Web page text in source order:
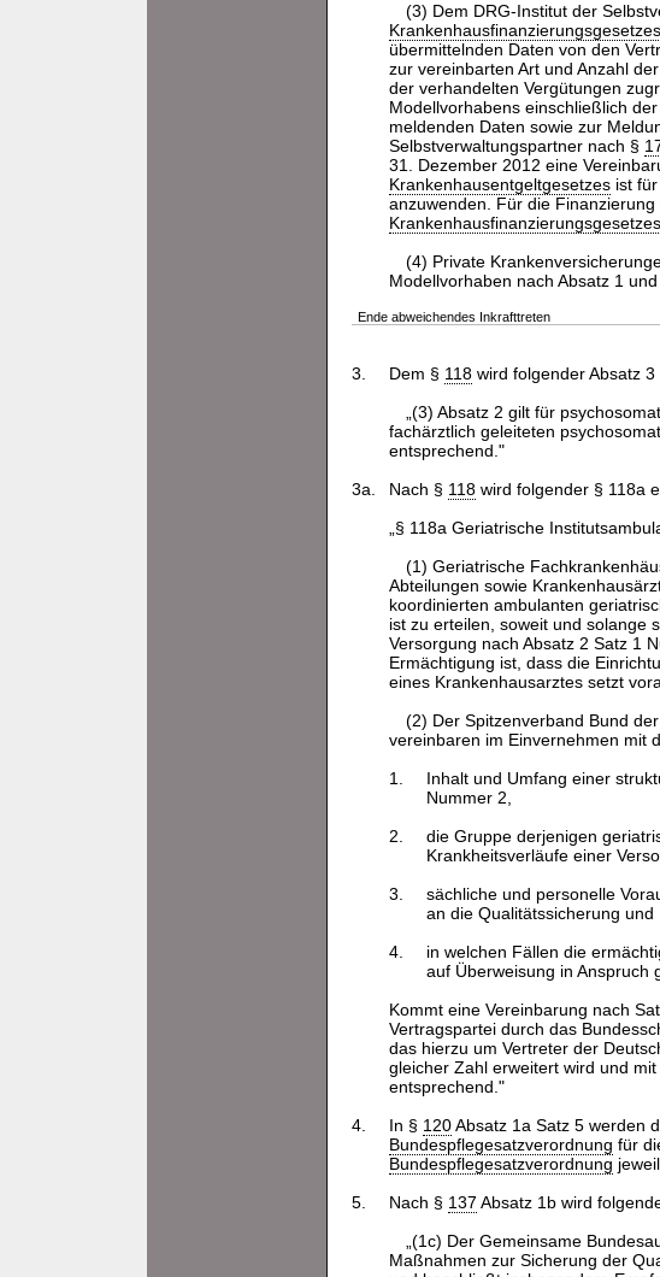
(3) Dem DRG-Institut der
Krankenhausfinanzierungsgesetzes
übermittelnden Daten von den
zur vereinbarten Art und Anzahl
der verhandelten Vergütungen
Modellvorhabens einschließlich
meldenden Daten sowie zur
Selbstverwaltungspartner nach §
31. Dezember 2012 eine
Krankenhausentgeltgesetzesist für
anzuwenden. Für die
Krankenhausfinanzierungsgesetzes
(4) Private
Modellvorhaben nach Absatz 1
Ende abweichendes Inkrafttreten
3. Dem § 118wird folgender Absatz 3
„(3) Absatz 2 gilt für
fachärztlich geleiteten
entsprechend."
3a.
Nach § 118wird folgender § 118a
„§ 118a Geriatrische
(1) Geriatrische
Abteilungen sowie
koordinierten ambulanten
ist zu erteilen, soweit und solange
Versorgung nach Absatz 2 Satz 1
Ermächtigung ist, dass die
eines Krankenhausarztes setzt
(2) Der Spitzenverband Bund
vereinbaren im Einvernehmen mit
1.
Inhalt und Umfang einer
Nummer 2,
2.
die Gruppe derjenigen
Krankheitsverläufe einer
3.
sächliche und personelle
an die Qualitätssicherung und
4.
in welchen Fällen die
auf Überweisung in Anspruch
Kommt eine Vereinbarung nach
Vertragspartei durch das
das hierzu um Vertreter der
gleicher Zahl erweitert wird und
entsprechend."
4.
In § 120Absatz 1a Satz 5 werden
Bundespflegesatzverordnung für
Bundespflegesatzverordnung
5.
Nach § 137 Absatz 1b wird
„(1c) Der Gemeinsame
Maßnahmen zur Sicherung der